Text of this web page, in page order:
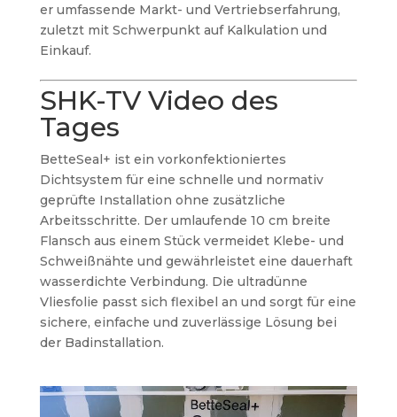
er umfassende Markt- und Vertriebserfahrung,
zuletzt mit Schwerpunkt auf Kalkulation und
Einkauf.
SHK-TV Video des
Tages
BetteSeal+ ist ein vorkonfektioniertes
Dichtsystem für eine schnelle und normativ
geprüfte Installation ohne zusätzliche
Arbeitsschritte. Der umlaufende 10 cm breite
Flansch aus einem Stück vermeidet Klebe- und
Schweißnähte und gewährleistet eine dauerhaft
wasserdichte Verbindung. Die ultradünne
Vliesfolie passt sich flexibel an und sorgt für eine
sichere, einfache und zuverlässige Lösung bei
der Badinstallation.